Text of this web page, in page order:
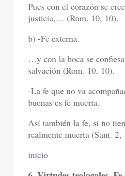
Pues con el corazón se
justicia,… (Rom. 10, 10).
b) -Fe externa.
…y con la boca se
salvación (Rom. 10, 10).
-La fe que no va
buenas es fe muerta.
Así también la fe, si no
realmente muerta (Sant. 2,
inicio